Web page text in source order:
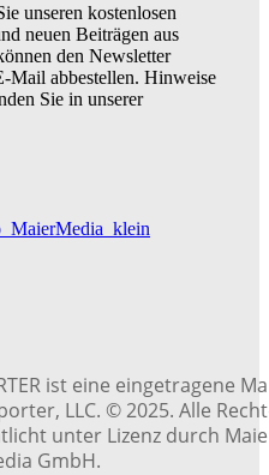
unseren kostenlosen
neuen Beiträgen aus
den Newsletter
Mail abbestellen. Hinweise
Sie in unserer
ist eine eingetragene
LLC. © 2025. Alle
unter Lizenz durch
GmbH.